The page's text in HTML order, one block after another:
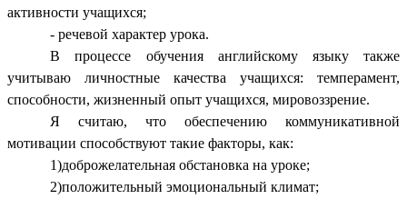
активности учащихся;
- речевой характер урока.
В процессе обучения английскому языку также
учитываю
личностные качества учащихся:
темперамент,
способности, жизненный опыт учащихся, мировоззрение.
Я считаю, что обеспечению коммуникативной
мотивации способствуют такие факторы, как:
1)доброжелательная обстановка на уроке;
2)положительный эмоциональный климат;